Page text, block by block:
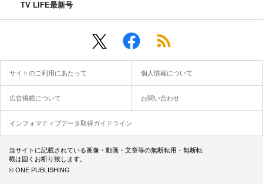
TV LIFE最新号
サイトのご利用にあたって 個人情報について
広告掲載について お問い合わせ
インフォマティブデータ取得ガイドライン
当サイトに記載されている画像・動画・文章等の無断転用・無断転
載は固くお断り致します。
© ONE PUBLISHING